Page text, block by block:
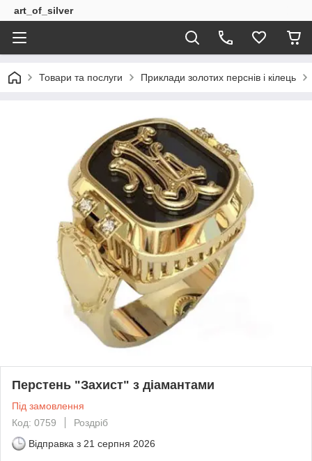
art_of_silver
Товари та послуги Приклади золотих перснів і кілець
Перстень "Захист" з діамантами
Під замовлення
Код: 0759
Роздріб
Відправка з 21 серпня 2026